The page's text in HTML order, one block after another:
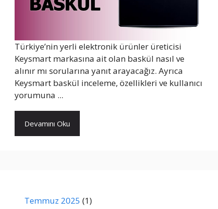
Türkiye’nin yerli elektronik ürünler üreticisi
Keysmart markasına ait olan baskül nasıl ve
alınır mı sorularına yanıt arayacağız. Ayrıca
Keysmart baskül inceleme, özellikleri ve kullanıcı
yorumuna ...
Devamını Oku
Temmuz 2025 (1)